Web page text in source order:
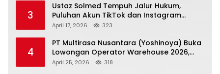
3
Ustaz Solmed Tempuh Jalur Hukum,
Puluhan Akun TikTok dan Instagram
Dilaporkan atas Tuduhan Fitnah
April 17, 2026 323
4
PT Multirasa Nusantara (Yoshinoya) Buka
Lowongan Operator Warehouse 2026,
Penempatan CK Bekasi
April 25, 2026 318